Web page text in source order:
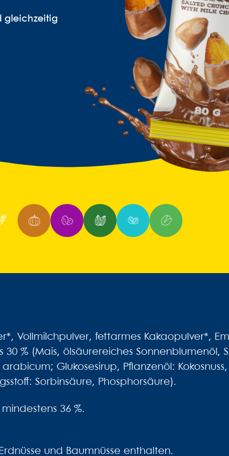
gleichzeitig
Vollmilchpulver, fettarmes Kakaopulver*,
% (Mais, ölsäurereiches Sonnenblumenöl,
Glukosesirup, Pflanzenöl:
Sorbinsäure, Phosphorsäure).
36 %.
und Baumnüsse enthalten.